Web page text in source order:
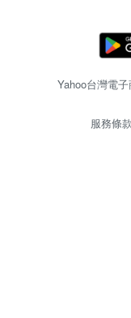
Yahoo台灣電
服務條款